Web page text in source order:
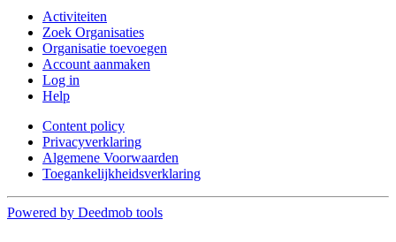
Activiteiten
Zoek Organisaties
Organisatie toevoegen
Account aanmaken
Log in
Help
Content policy
Privacyverklaring
Algemene Voorwaarden
Toegankelijkheidsverklaring
Powered by Deedmob tools